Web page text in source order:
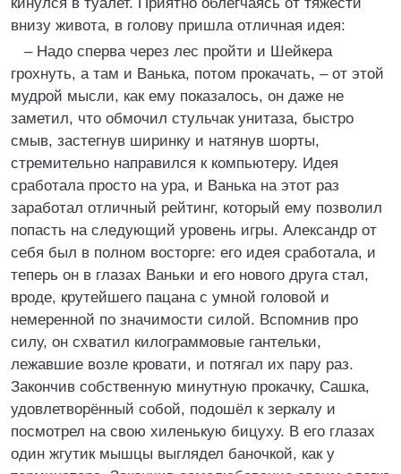
внизу живота, в голову пришла отличная идея:
– Надо сперва через лес пройти и Шейкера
грохнуть, а там и Ванька, потом прокачать, – от этой
мудрой мысли, как ему показалось, он даже не
заметил, что обмочил стульчак унитаза, быстро
смыв, застегнув ширинку и натянув шорты,
стремительно направился к компьютеру. Идея
сработала просто на ура, и Ванька на этот раз
заработал отличный рейтинг, который ему позволил
попасть на следующий уровень игры. Александр от
себя был в полном восторге: его идея сработала, и
теперь он в глазах Ваньки и его нового друга стал,
вроде, крутейшего пацана с умной головой и
немеренной по значимости силой. Вспомнив про
силу, он схватил килограммовые гантельки,
лежавшие возле кровати, и потягал их пару раз.
Закончив собственную минутную прокачку, Сашка,
удовлетворённый собой, подошёл к зеркалу и
посмотрел на свою хиленькую бицуху. В его глазах
один жгутик мышцы выглядел баночкой, как у